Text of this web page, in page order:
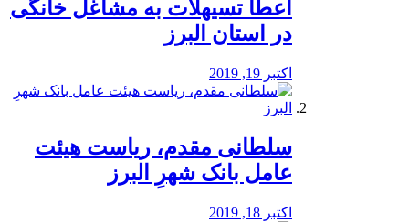
️اعطا تسیهلات به مشاغل خانگی
در استان البرز
اکتبر 19, 2019
سلطانی مقدم، ریاست هیئت
عامل بانک شهرِ البرز
اکتبر 18, 2019